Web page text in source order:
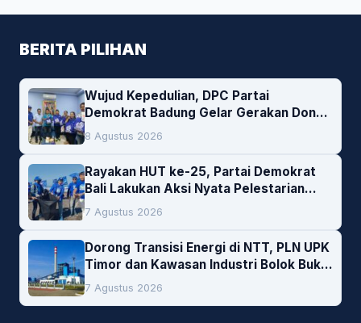
BERITA PILIHAN
Wujud Kepedulian, DPC Partai
Demokrat Badung Gelar Gerakan Donor
Darah
8 Agustus 2026
Rayakan HUT ke-25, Partai Demokrat
Bali Lakukan Aksi Nyata Pelestarian
Lingkungan
7 Agustus 2026
Dorong Transisi Energi di NTT, PLN UPK
Timor dan Kawasan Industri Bolok Buka
Peluang Investasi Woodchip untuk
Cofiring PLTU Bolok
7 Agustus 2026